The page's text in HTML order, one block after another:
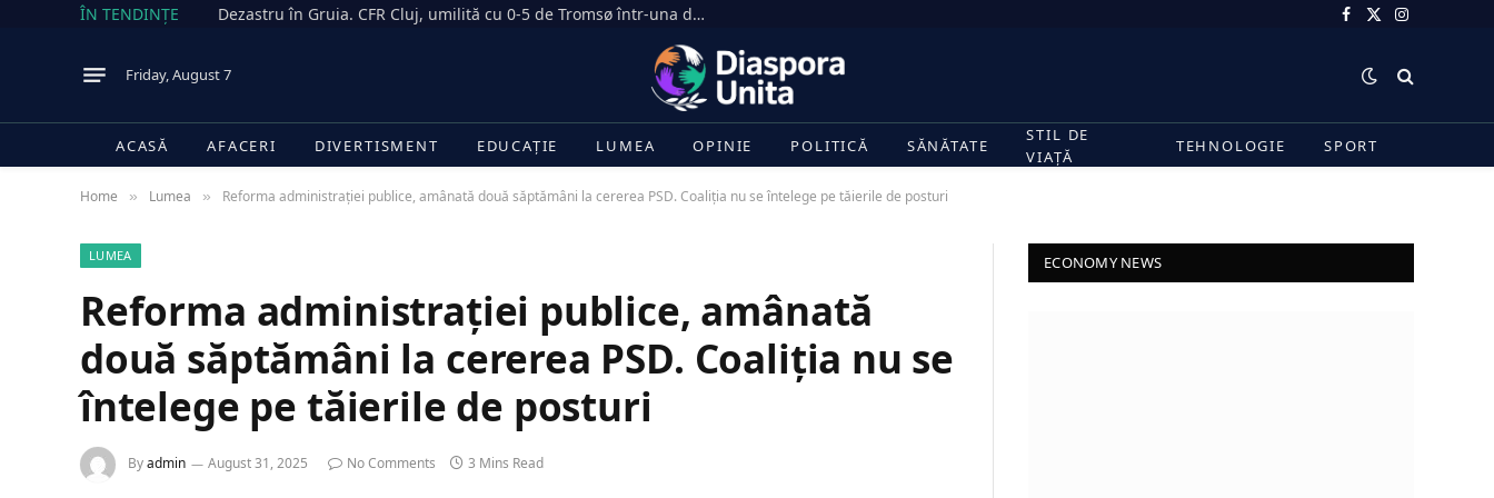
ÎN TENDINȚE Dezastru în Gruia. CFR Cluj, umilită cu 0-5 de Tromsø într-una dintre cele mai drastice înfrângeri din istoria clubului Facebook
X
Instagram
Friday, August 7
ACASĂ AFACERI DIVERTISMENT EDUCAȚIE LUMEA OPINIE POLITICĂ SĂNĂTATE
STIL DE
VIAȚĂ
TEHNOLOGIE SPORT
Home » Lumea » Reforma administrației publice, amânată două săptămâni la cererea PSD. Coaliția nu se întelege pe tăierile de posturi
LUMEA
Reforma administrației publice, amânată
două săptămâni la cererea PSD. Coaliția nu se
întelege pe tăierile de posturi
Byadmin August 31, 2025 No Comments 3 Mins Read
ECONOMY NEWS